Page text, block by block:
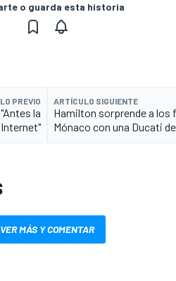
o guarda esta historia
PREVIO
la
ARTÍCULO SIGUIENTE
Hamilton sorprende a los
Mónaco con una Ducati
VER MÁS Y COMENTAR